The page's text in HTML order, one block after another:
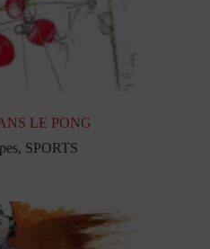
LE PONG
, SPORTS